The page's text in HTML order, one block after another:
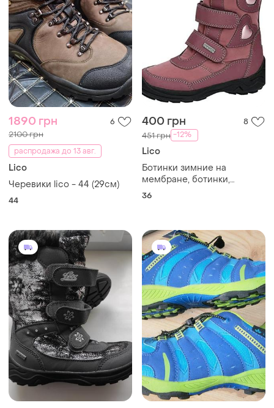
1890 грн 6
2100 грн
распродажа до 13 авг.
Lico
Черевики lico - 44 (29см)
44
400 грн 8
451 грн -12%
Lico
Ботинки зимние на
мембране, ботинки,
сапожки 36 размер 23.5 см
36